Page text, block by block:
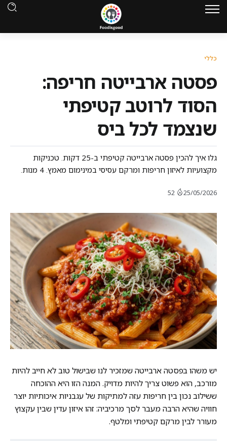
כללי
פסטה ארבייטה חריפה:
הסוד לרוטב קטיפתי
שנצמד לכל ביס
גלו איך להכין פסטה ארבייטה קטיפתי ב-25 דקות. טכניקות
מקצועיות לאיזון חריפות ומרקם עסיסי במינימום מאמץ. 4 מנות.
25/05/2026
52
יש משהו בפסטה ארבייטה שמזכיר לנו שבישול טוב לא חייב להיות
מורכב, הוא פשוט צריך להיות מדויק. המנה הזו היא ההוכחה
ששילוב נכון בין חריפות עזה למתיקות של עגבניות איכותיות יוצר
חוויה שהיא הרבה מעבר לסך מרכיביה: זהו איזון עדין שבין עקצוץ
מעורר לבין מרקם קטיפתי ומלטף.